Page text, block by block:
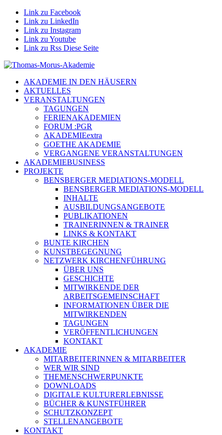
Link zu Facebook
Link zu LinkedIn
Link zu Instagram
Link zu Youtube
Link zu Rss Diese Seite
AKADEMIE IN DEN HÄUSERN
AKTUELLES
VERANSTALTUNGEN
TAGUNGEN
FERIENAKADEMIEN
FORUM :PGR
AKADEMIEextra
GOETHE AKADEMIE
VERGANGENE VERANSTALTUNGEN
AKADEMIEBUSINESS
PROJEKTE
BENSBERGER MEDIATIONS-MODELL
BENSBERGER MEDIATIONS-MODELL
INHALTE
AUSBILDUNGSANGEBOTE
PUBLIKATIONEN
TRAINERINNEN & TRAINER
LINKS & KONTAKT
BUNTE KIRCHEN
KUNSTBEGEGNUNG
NETZWERK KIRCHENFÜHRUNG
ÜBER UNS
GESCHICHTE
MITWIRKENDE DER
ARBEITSGEMEINSCHAFT
INFORMATIONEN ÜBER DIE
MITWIRKENDEN
TAGUNGEN
VERÖFFENTLICHUNGEN
KONTAKT
AKADEMIE
MITARBEITERINNEN & MITARBEITER
WER WIR SIND
THEMENSCHWERPUNKTE
DOWNLOADS
DIGITALE KULTURERLEBNISSE
BÜCHER & KUNSTFÜHRER
SCHUTZKONZEPT
STELLENANGEBOTE
KONTAKT